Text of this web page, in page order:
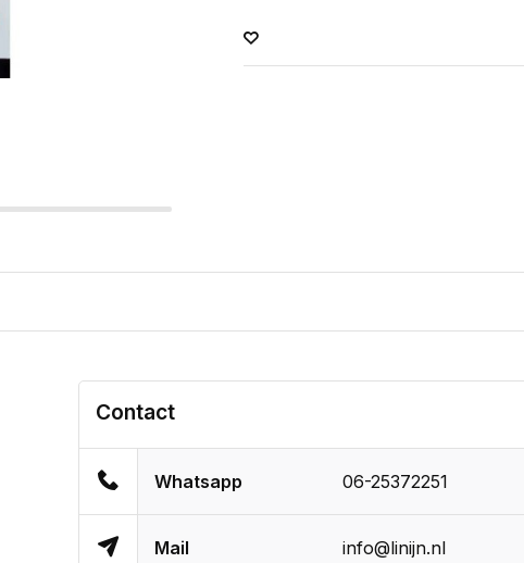
Contact
Whatsapp 06-25372251
Mail info@linijn.nl